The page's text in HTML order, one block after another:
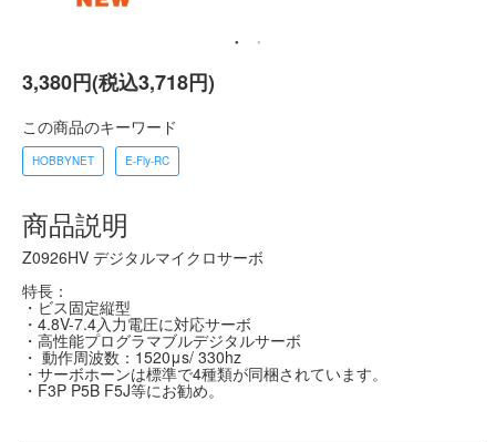
3,380円(税込3,718円)
この商品のキーワード
HOBBYNET E-Fly-RC
商品説明
Z0926HV デジタルマイクロサーボ
特長：
・ビス固定縦型
・4.8V-7.4入力電圧に対応サーボ
・高性能プログラマブルデジタルサーボ
・ 動作周波数：1520μs/ 330hz
・サーボホーンは標準で4種類が同梱されています。
・F3P P5B F5J等にお勧め。